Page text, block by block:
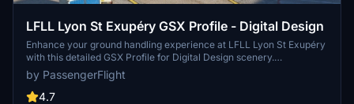
LFLL Lyon St Exupéry GSX Profile - Digital Design
Enhance your ground handling experience at LFLL Lyon St Exupéry
with this detailed GSX Profile for Digital Design scenery.
Customized gates for pushback, walk-in, refueling, marshall, and
de-icing areas provide a realistic environment. Follow simple
installation instructions and provide feedback for possible
by PassengerFlight
4.7